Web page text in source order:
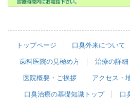
トップページ 口臭外来について
歯科医院の見極め方 治療の詳細
医院概要・ご挨拶 アクセス・
口臭治療の基礎知識トップ 口